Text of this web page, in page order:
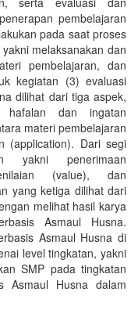
pembelajaran
pada saat proses
melaksanakan dan
pembelajaran, dan
kegiatan (3) evaluasi
dilihat dari tiga aspek,
hafalan dan ingatan
materi pembelajaran
(application). Dari segi
yakni penerimaan
(value), dan
yang ketiga dilihat dari
melihat hasil karya
Asmaul Husna.
Asmaul Husna di
level tingkatan, yakni
SMP pada tingkatan
Asmaul Husna dalam